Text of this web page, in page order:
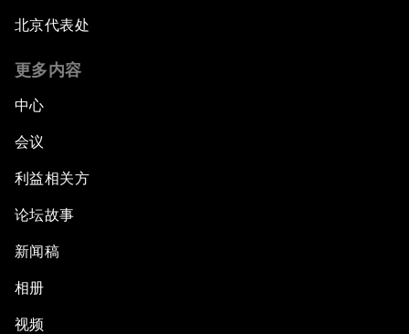
北京代表处
更多内容
中心
会议
利益相关方
论坛故事
新闻稿
相册
视频